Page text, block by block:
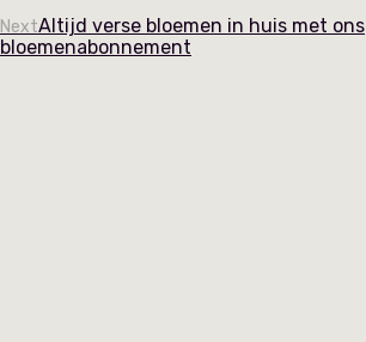
NextAltijd verse bloemen in huis met ons
bloemenabonnement